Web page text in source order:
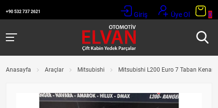
+90 532 737 2621 Giriş Üye Ol 0
Anasayfa Araçlar Mitsubishi Mitsubishi L200 Euro 7 Taban Kenar